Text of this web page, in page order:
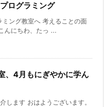
ログラミング
ミング教室へ 考えることの面
んにちわ、たっ ...
、4月もにぎやかに学ん
します おはようございます。